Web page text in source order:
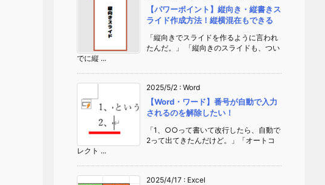
【パワーポイント】縦向き・縦書きス
ライド作成方法！縦横混在もできる
「縦向きでスライドを作るように言われ
たんだ。」 「縦向きのスライドも、つい
でに縦 ...
2025/5/2 : Word
【Word・ワード】番号が自動で入力
されるのを解除したい！
「1、○○って書いて改行したら、自動で
2って出てきたんだけど。」「オートコ
レクト ...
2025/4/17 : Excel